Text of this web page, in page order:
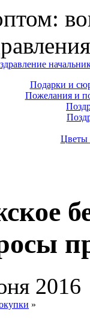
Подарки и
Пожелания и
Цветы
2016
»